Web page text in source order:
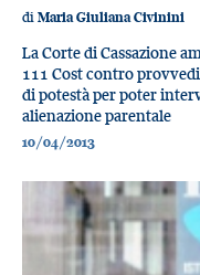
di Maria Giuliana Civinini
La Corte di Cassazione
111 Cost contro
di potestà per poter
alienazione parentale
10/04/2013